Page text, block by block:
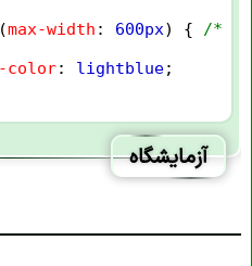
max-width : 600px) {
color: lightblue;
آزمایشگاه